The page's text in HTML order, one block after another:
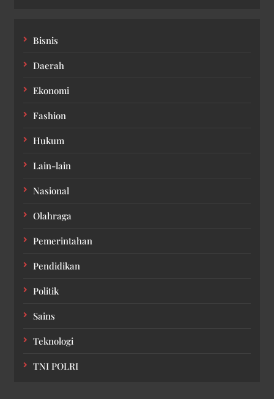
Bisnis
Daerah
Ekonomi
Fashion
Hukum
Lain-lain
Nasional
Olahraga
Pemerintahan
Pendidikan
Politik
Sains
Teknologi
TNI POLRI